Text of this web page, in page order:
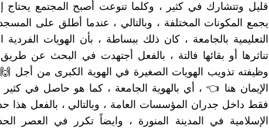
قليل وتتشارك في كثير ، وكلما تنوعت أصبح المجتمع
يجمع المكونات المختلفة ، وبالتالي ، عندما أطلق على المسجد
التعليمية بالجامعة ، كان ذلك ببساطة ، بأن الهويات
تناثرها أو بقائها فالتة ، بالفعل أجتهدت في البحث عن
وظيفته تذويب الهويات الصغيرة في الهوية الكبرى من أجل 🙌
الإيمان هنا 👈 ، أي بالهوية الجامعة ، كما هو حاصل في
فقط داخل جدران المؤسسات العامة ، وبالتالي ، بالفعل هذا
الإسلامية في المدينة المنورة ، وايضاً تكرر في العصر